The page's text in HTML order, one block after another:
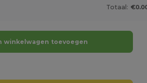
Totaal:
winkelwagen toevoegen